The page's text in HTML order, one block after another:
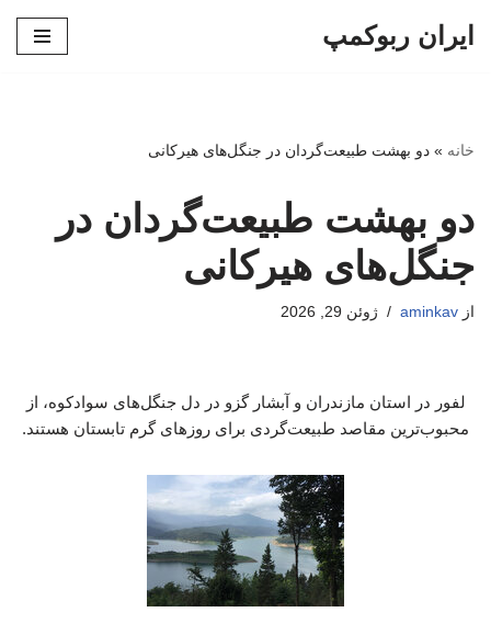
ایران ربوکمپ
خانه » دو بهشت طبیعت‌گردان در جنگل‌های هیرکانی
دو بهشت طبیعت‌گردان در
جنگل‌های هیرکانی
از aminkav ژوئن 29, 2026
لفور در استان مازندران و آبشار گزو در دل جنگل‌های سوادکوه، از
محبوب‌ترین مقاصد طبیعت‌گردی برای روزهای گرم تابستان هستند.